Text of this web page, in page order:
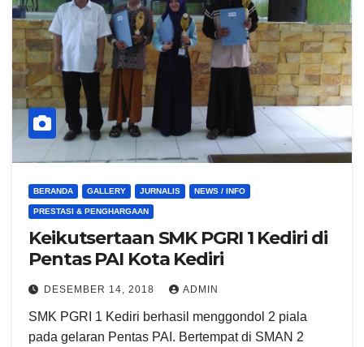
BERANDA GALLERY JURNALIS NEWS / INFO
PRESTASI & PENGHARGAAN
Keikutsertaan SMK PGRI 1 Kediri di
Pentas PAI Kota Kediri
DESEMBER 14, 2018 ADMIN
SMK PGRI 1 Kediri berhasil menggondol 2 piala
pada gelaran Pentas PAI. Bertempat di SMAN 2